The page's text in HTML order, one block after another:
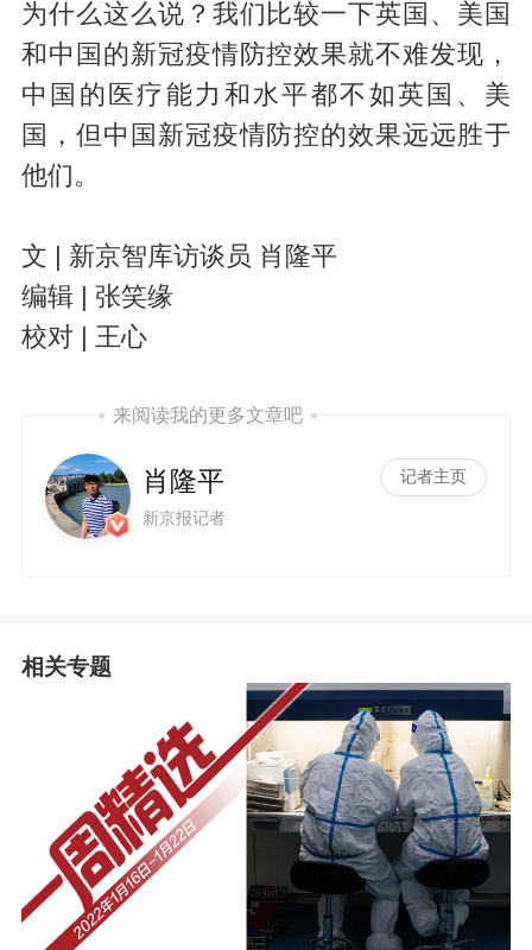
为什么这么说？我们比较一下英国、美国
和中国的新冠疫情防控效果就不难发现，
中国的医疗能力和水平都不如英国、美
国，但中国新冠疫情防控的效果远远胜于
他们。
文 | 新京智库访谈员 肖隆平
编辑 | 张笑缘
校对 | 王心
来阅读我的更多文章吧
肖隆平
新京报记者
记者主页
相关专题